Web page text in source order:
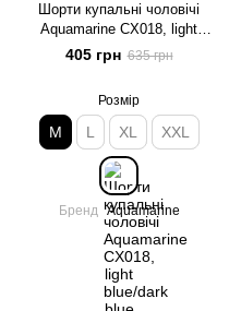
Шорти купальні чоловічі
Aquamarine CX018, light
blue/dark blue (блакитний-
синій), M
405 грн 635 грн
Розмір
M L XL XXL
Бренд Aquamarine